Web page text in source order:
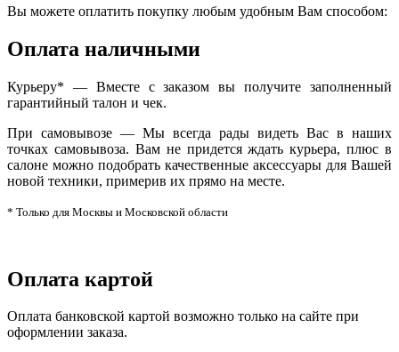
Вы можете оплатить покупку любым удобным Вам способом:
Оплата наличными
Курьеру* — Вместе с заказом вы получите заполненный
гарантийный талон и чек.
При самовывозе — Мы всегда рады видеть Вас в наших
точках самовывоза. Вам не придется ждать курьера, плюс в
салоне можно подобрать качественные аксессуары для Вашей
новой техники, примерив их прямо на месте.
* Только для Москвы и Московской области
Оплата картой
Оплата банковской картой возможно только на сайте при
оформлении заказа.